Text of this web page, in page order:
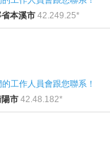
本溪市 42.249.25*
工作人員會跟您聯系！
市 42.48.182*